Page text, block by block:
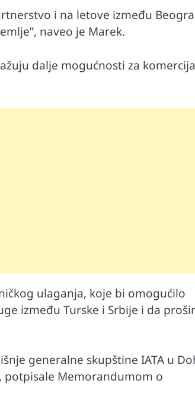
i na letove između
naveo je Marek.
dalje mogućnosti za
ulaganja, koje bi omogućilo
između Turske i Srbije i da
generalne skupštine IATA u
potpisale Memorandumom o